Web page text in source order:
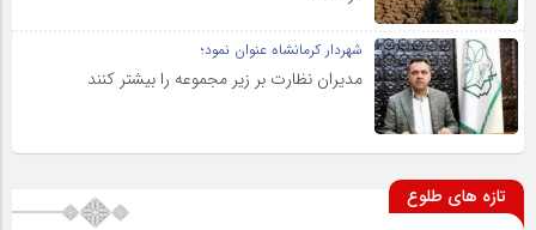
شهردار کرمانشاه عنوان نمود؛
مدیران نظارت بر زیر مجموعه را بیشتر کنند
تازه های طلوع